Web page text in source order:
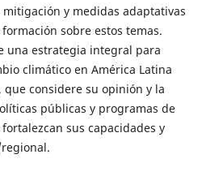
y medidas adaptativas
sobre estos temas.
una estrategia integral para
climático en América Latina
considere su opinión y la
públicas y programas de
sus capacidades y